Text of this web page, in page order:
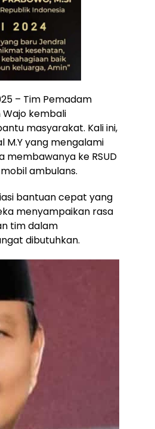
– Tim Pemadam
kembali
masyarakat. Kali ini,
M.Y yang mengalami
ke RSUD
ambulans.
bantuan cepat yang
menyampaikan rasa
tim dalam
dibutuhkan.